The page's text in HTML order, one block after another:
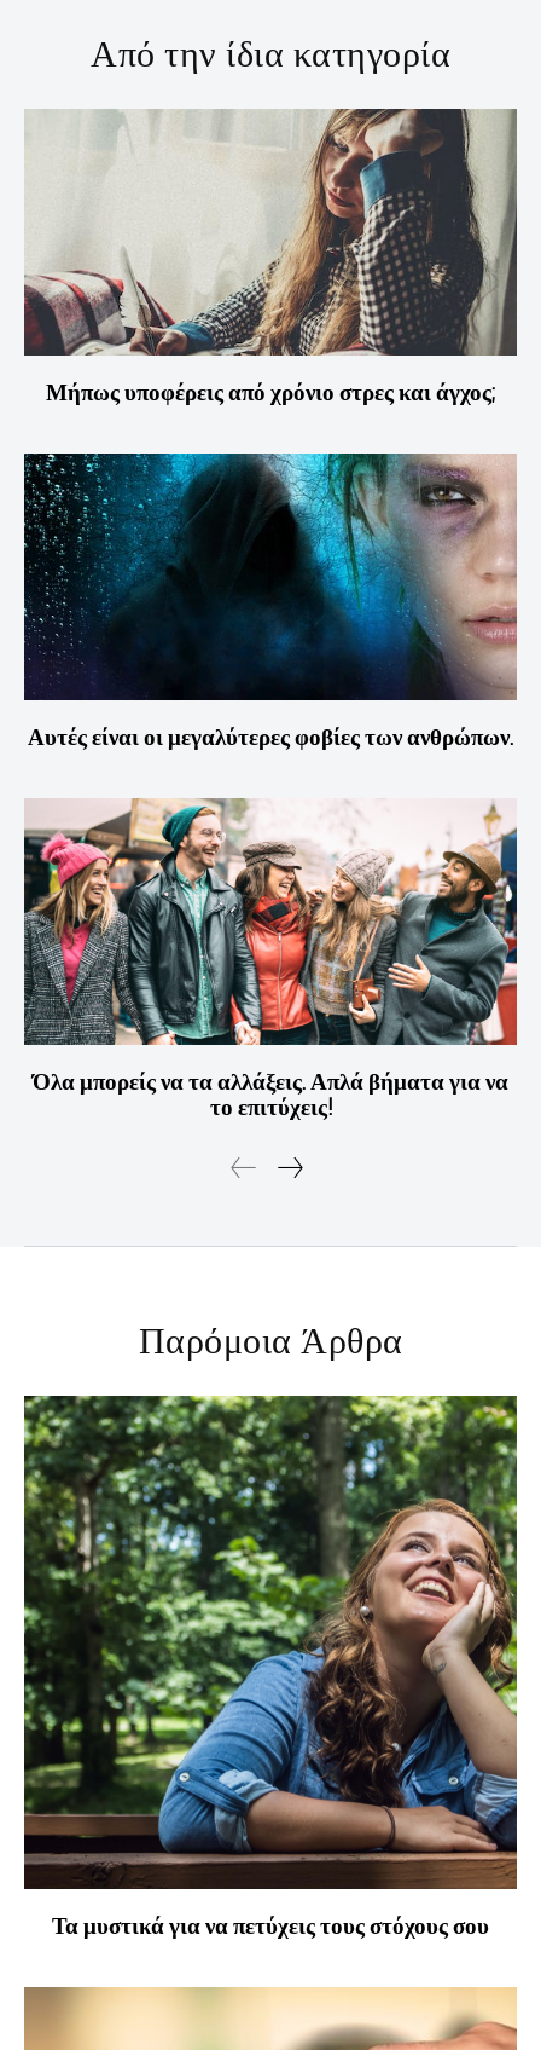
Από την ίδια κατηγορία
Μήπως υποφέρεις από χρόνιο στρες και άγχος;
Αυτές είναι οι μεγαλύτερες φοβίες των ανθρώπων.
Όλα μπορείς να τα αλλάξεις. Απλά βήματα για να
το επιτύχεις!
Παρόμοια Άρθρα
Τα μυστικά για να πετύχεις τους στόχους σου